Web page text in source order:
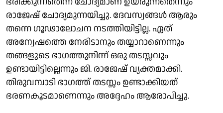
രാജേഷ് ചോദ്യമുന്നയിച്ചു. ദേവസ്വങ്ങൾ ആരും
തന്നെ ഗൂഢാലോചന നടത്തിയിട്ടില്ല. ഏത്
അന്വേഷത്തെ നേരിടാനും തയ്യാറാണെന്നും
തങ്ങളുടെ ഭാഗത്തുനിന്ന് ഒരു തടസ്സവും
ഉണ്ടായിട്ടില്ലെന്നും ജി. രാജേഷ് വ്യക്തമാക്കി.
തിരുവമ്പാടി ഭാഗത്ത് തടസ്സം ഉണ്ടാക്കിയത്
ഭരണകൂടമാണെന്നും അദ്ദേഹം ആരോപിച്ചു.